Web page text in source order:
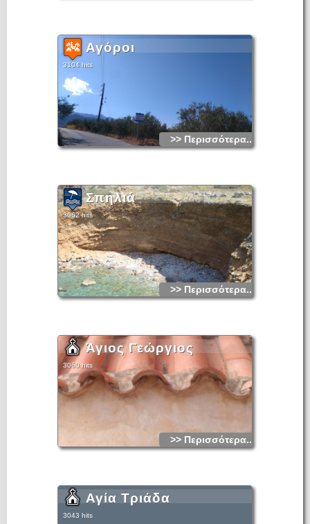
Αγόροι
3104 hits
>> Περισσότερα...
Σπηλιά
3062 hits
>> Περισσότερα...
Άγιος Γεώργιος
3060 hits
>> Περισσότερα...
Αγία Τριάδα
3043 hits